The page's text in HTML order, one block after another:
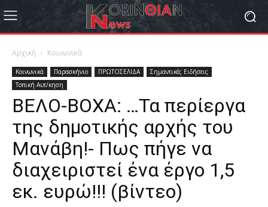
Αρχική Κοινωνικά
Κοινωνικά Παρασκήνιο ΠΡΩΤΟΣΕΛΙΔΑ
Σημαντικές Ειδήσεις
Τοπική Αυτ/κηση
ΒΕΛΟ-ΒΟΧΑ: …Τα περίεργα
της δημοτικής αρχής του
Μανάβη!- Πως πήγε να
διαχειριστεί ένα έργο 1,5
εκ. ευρώ!!! (βίντεο)